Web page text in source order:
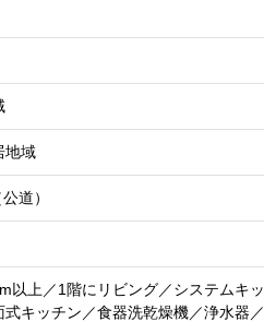
地域
道）
以上／1階にリビング／システムキッ
式キッチン／食器洗乾燥機／浄水器／